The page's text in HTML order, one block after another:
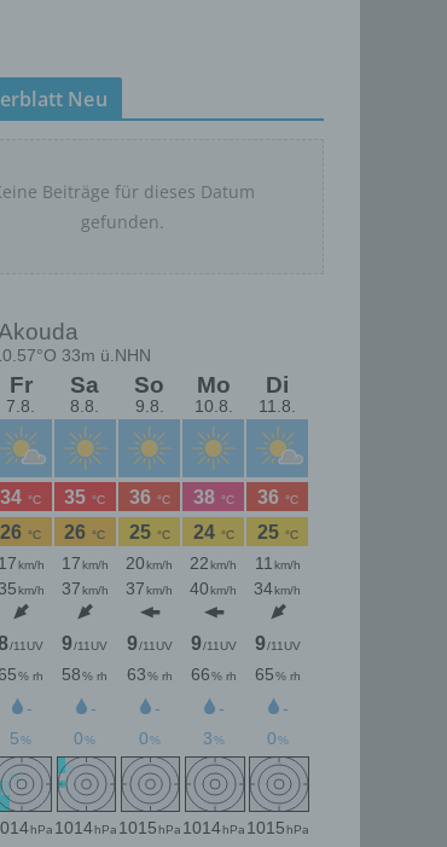
Neu
Beiträge für dieses Datum
gefunden.